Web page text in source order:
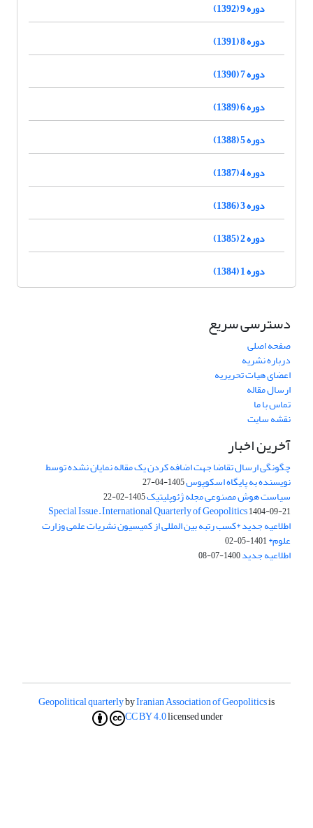
دوره 9 (1392)
دوره 8 (1391)
دوره 7 (1390)
دوره 6 (1389)
دوره 5 (1388)
دوره 4 (1387)
دوره 3 (1386)
دوره 2 (1385)
دوره 1 (1384)
دسترسی سریع
صفحه اصلی
درباره نشریه
اعضای هیات تحریریه
ارسال مقاله
تماس با ما
نقشه سایت
آخرین اخبار
چگونگی ارسال تقاضا جهت اضافه کردن یک مقاله نمایان نشده توسط
نویسنده به پایگاه اسکوپوس1405-04-27
سیاست هوش مصنوعی مجله ژئوپلیتیک1405-02-22
Special Issue – International Quarterly of Geopolitics1404-09-21
اطلاعیه جدید *کسب رتبه بین المللی از کمیسیون نشریات علمی وزارت
علوم*1401-05-02
اطلاعیه جدید1400-07-08
Geopolitical quarterlybyIranian Association of Geopoliticsis
licensed under
CC BY 4.0